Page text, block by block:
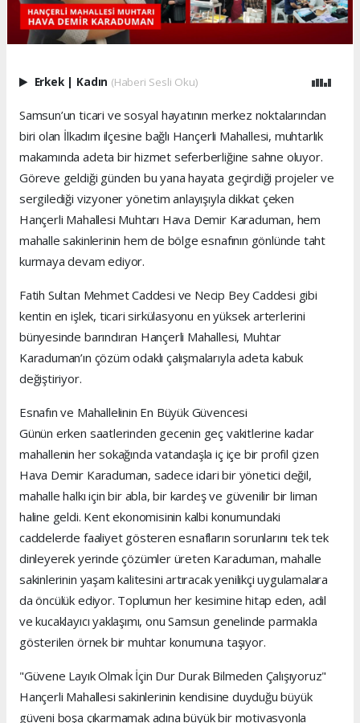
Erkek Kadın (Haberi Sesli Oku)
Samsun’un ticari ve sosyal hayatının merkez noktalarından
biri olan İlkadım ilçesine bağlı Hançerli Mahallesi, muhtarlık
makamında adeta bir hizmet seferberliğine sahne oluyor.
Göreve geldiği günden bu yana hayata geçirdiği projeler ve
sergilediği vizyoner yönetim anlayışıyla dikkat çeken
Hançerli Mahallesi Muhtarı Hava Demir Karaduman, hem
mahalle sakinlerinin hem de bölge esnafının gönlünde taht
kurmaya devam ediyor.
Fatih Sultan Mehmet Caddesi ve Necip Bey Caddesi gibi
kentin en işlek, ticari sirkülasyonu en yüksek arterlerini
bünyesinde barındıran Hançerli Mahallesi, Muhtar
Karaduman’ın çözüm odaklı çalışmalarıyla adeta kabuk
değiştiriyor.
Esnafın ve Mahallelinin En Büyük Güvencesi
Günün erken saatlerinden gecenin geç vakitlerine kadar
mahallenin her sokağında vatandaşla iç içe bir profil çizen
Hava Demir Karaduman, sadece idari bir yönetici değil,
mahalle halkı için bir abla, bir kardeş ve güvenilir bir liman
haline geldi. Kent ekonomisinin kalbi konumundaki
caddelerde faaliyet gösteren esnafların sorunlarını tek tek
dinleyerek yerinde çözümler üreten Karaduman, mahalle
sakinlerinin yaşam kalitesini artıracak yenilikçi uygulamalara
da öncülük ediyor. Toplumun her kesimine hitap eden, adil
ve kucaklayıcı yaklaşımı, onu Samsun genelinde parmakla
gösterilen örnek bir muhtar konumuna taşıyor.
"Güvene Layık Olmak İçin Dur Durak Bilmeden Çalışıyoruz"
Hançerli Mahallesi sakinlerinin kendisine duyduğu büyük
güveni boşa çıkarmamak adına büyük bir motivasyonla